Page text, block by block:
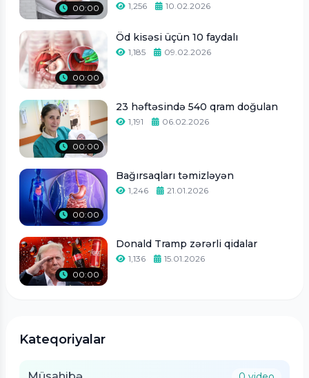
00:00 1,256 10.02.2026
00:00
Öd kisəsi üçün 10 faydalı
1,185 09.02.2026
00:00
23 həftəsində 540 qram doğulan
1,191 06.02.2026
00:00
Bağırsaqları təmizləyən
1,246 21.01.2026
00:00
Donald Tramp zərərli qidalar
1,136 15.01.2026
Kateqoriyalar